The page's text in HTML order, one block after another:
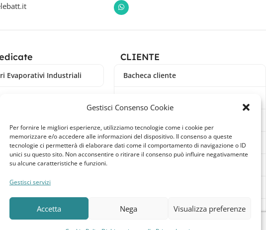
Gestisci Consenso Cookie
Per fornire le migliori esperienze, utilizziamo tecnologie come i cookie per
memorizzare e/o accedere alle informazioni del dispositivo. Il consenso a queste
tecnologie ci permetterà di elaborare dati come il comportamento di navigazione o ID
unici su questo sito. Non acconsentire o ritirare il consenso può influire negativamente
su alcune caratteristiche e funzioni.
Gestisci servizi
Accetta Nega Visualizza preferenze
Evaporativi Industriali
CLIENTE
Bacheca cliente
Indirizzi
Lista dei desideri